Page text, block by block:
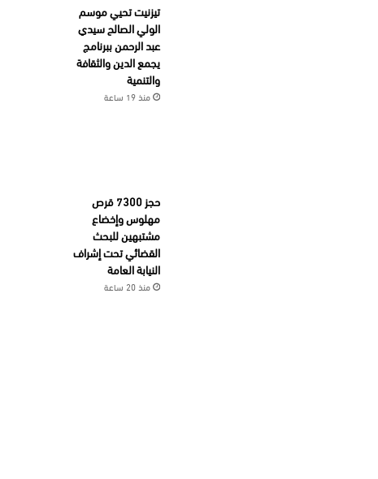
تيزنيت تحيي موسم
الولي الصالح سيدي
عبد الرحمن ببرنامج
يجمع الدين والثقافة
والتنمية
منذ 19 ساعة
حجز 7300 قرص
مهلوس وإخضاع
مشتبهين للبحث
القضائي تحت إشراف
النيابة العامة
منذ 20 ساعة